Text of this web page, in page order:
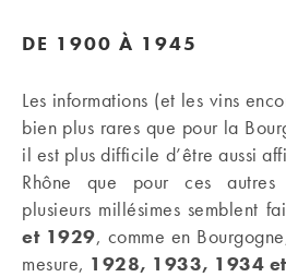
DE 1900 À 1945
Les informations (et les vins
bien plus rares que pour la
il est plus difficile d’être aussi
Rhône que pour ces autres
plusieurs millésimes semblent
et 1929, comme en
mesure, 1928, 1933, 1934